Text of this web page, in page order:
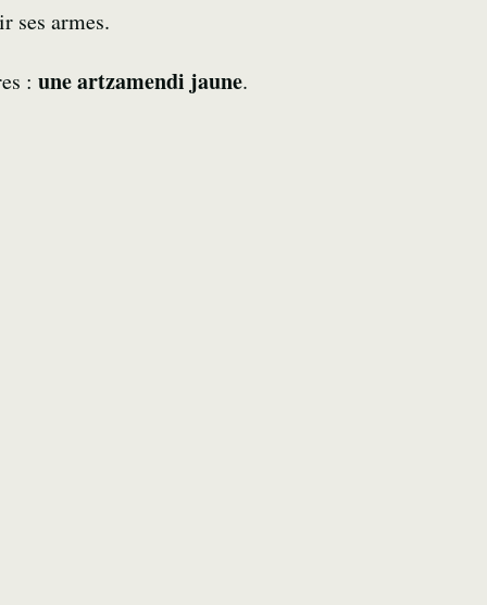
ses armes.
: une artzamendi jaune.